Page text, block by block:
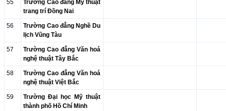
55
Trường Cao đẳng Mỹ thuật
trang trí Đồng Nai
56
Trường Cao đẳng Nghề Du
lịch Vũng Tàu
57
Trường Cao đẳng Văn hoá
nghệ thuật Tây Bắc
58
Trường Cao đẳng Văn hoá
nghệ thuật Việt Bắc
59
Trường Đại học Mỹ thuật
thành phố Hồ Chí Minh